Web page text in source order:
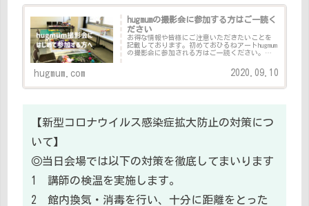
hugmumの撮影会に参加する方はご一読く
ださい
お得な情報や皆様にご注意いただきたいことを
記載しております。初めておひるねアートhugmum
の撮影会に参加される方はご一読ください。こ
する不安は無くなります！お得な情報も記載し
hugmum.com 2020.09.10
【新型コロナウイルス感染症拡大防止の対策につ
いて】
◎当日会場では以下の対策を徹底してまいります
1 講師の検温を実施します。
2 館内換気・消毒を行い、十分に距離をとった